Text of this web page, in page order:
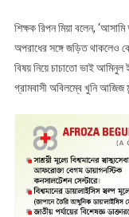
শিক্ষক রিপন মিয়া বলেন,
অপরাধের সঙ্গে জড়িত থাকলেও
বিষয় নিয়ে চাচাতো ভাই
গ্রামবাসী অবিলম্বে খুনি আজিজ